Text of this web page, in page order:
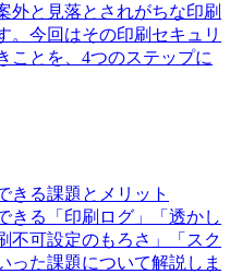
外と見落とされがちな印刷
。今回はその印刷セキュリ
ことを、4つのステップに
きる課題とメリット
きる「印刷ログ」「透かし
不可設定のもろさ」「スク
った課題について解説しま